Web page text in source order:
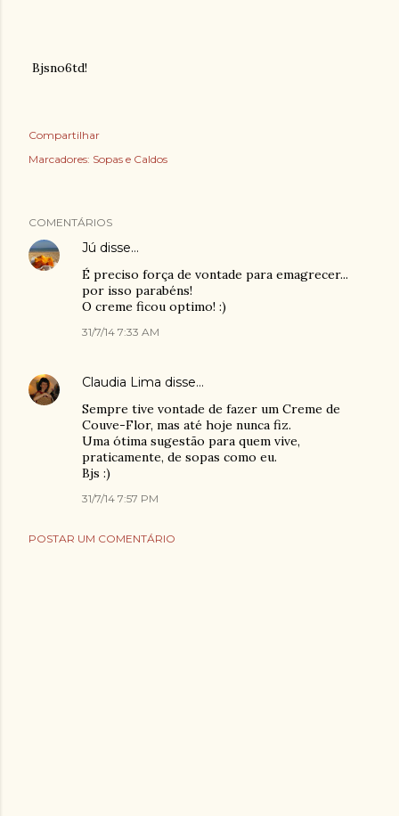
Bjsno6td!
Compartilhar
Marcadores: Sopas e Caldos
COMENTÁRIOS
Jú disse…
É preciso força de vontade para emagrecer...
por isso parabéns!
O creme ficou optimo! :)
31/7/14 7:33 AM
Claudia Lima disse…
Sempre tive vontade de fazer um Creme de
Couve-Flor, mas até hoje nunca fiz.
Uma ótima sugestão para quem vive,
praticamente, de sopas como eu.
Bjs :)
31/7/14 7:57 PM
POSTAR UM COMENTÁRIO